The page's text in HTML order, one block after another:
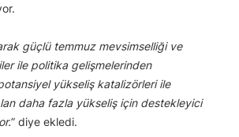
güçlü temmuz mevsimselliği ve
ile politika gelişmelerinden
yükseliş katalizörleri ile
daha fazla yükseliş için destekleyici
” diye ekledi.